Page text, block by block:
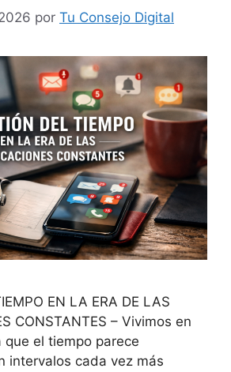
por Tu Consejo Digital
EN LA ERA DE LAS
CONSTANTES – Vivimos en
que el tiempo parece
intervalos cada vez más